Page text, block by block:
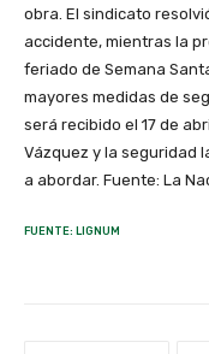
obra. El sindicato
accidente, mientras la
feriado de Semana
mayores medidas de
será recibido el 17 de
Vázquez y la seguridad
a abordar. Fuente: La
FUENTE: LIGNUM